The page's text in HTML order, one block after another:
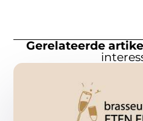
Gerelateerde